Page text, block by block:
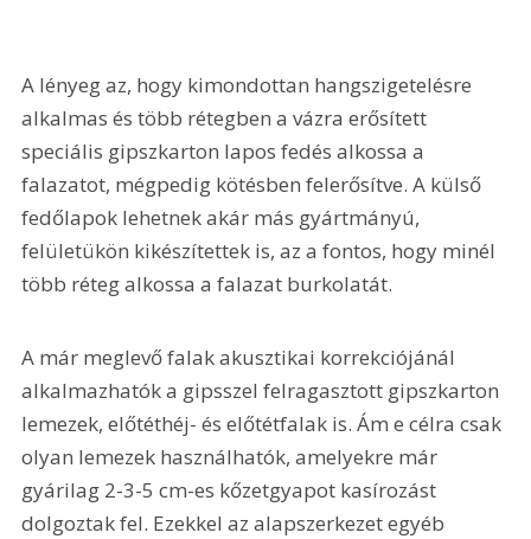
A lényeg az, hogy kimondottan hangszigetelésre
alkalmas és több rétegben a vázra erősített
speciális gipszkarton lapos fedés alkossa a
falazatot, mégpedig kötésben felerősítve. A külső
fedőlapok lehetnek akár más gyártmányú,
felületükön kikészítettek is, az a fontos, hogy minél
több réteg alkossa a falazat burkolatát.
A már meglevő falak akusztikai korrekciójánál
alkalmazhatók a gipsszel felragasztott gipszkarton
lemezek, előtéthéj- és előtétfalak is. Ám e célra csak
olyan lemezek használhatók, amelyekre már
gyárilag 2-3-5 cm-es kőzetgyapot kasírozást
dolgoztak fel. Ezekkel az alapszerkezet egyéb